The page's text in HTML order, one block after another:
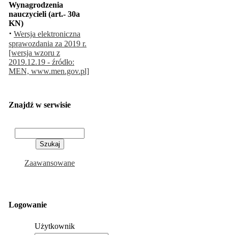
Wynagrodzenia
nauczycieli (art.- 30a
KN)
· Wersja elektroniczna
sprawozdania za 2019 r.
[wersja wzoru z
2019.12.19 - źródło:
MEN, www.men.gov.pl]
Znajdź w serwisie
Zaawansowane
Logowanie
Użytkownik